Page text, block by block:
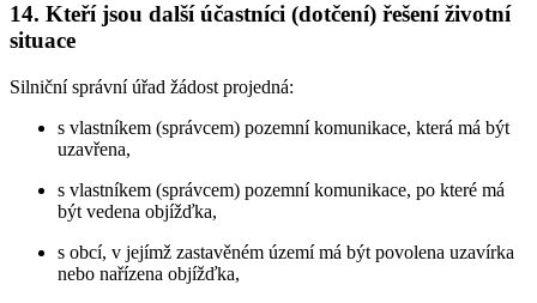
14. Kteří jsou další účastníci (dotčení) řešení životní
situace
Silniční správní úřad žádost projedná:
s vlastníkem (správcem) pozemní komunikace, která má být
uzavřena,
s vlastníkem (správcem) pozemní komunikace, po které má
být vedena objížďka,
s obcí, v jejímž zastavěném území má být povolena uzavírka
nebo nařízena objížďka,